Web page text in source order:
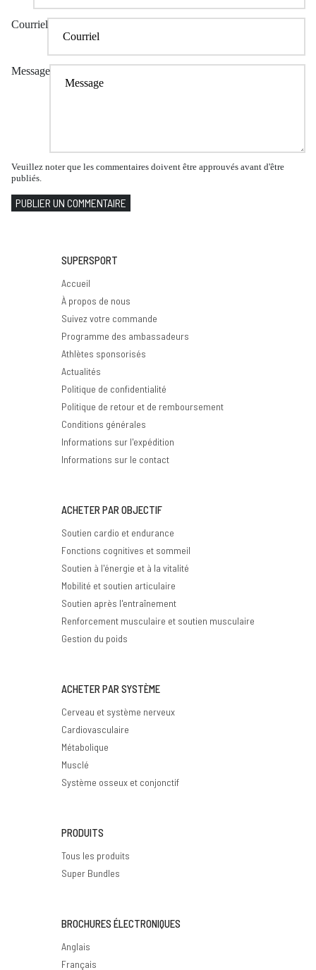
Courriel
Message
Veuillez noter que les commentaires doivent être approuvés avant d'être
publiés.
PUBLIER UN COMMENTAIRE
SUPERSPORT
Accueil
À propos de nous
Suivez votre commande
Programme des ambassadeurs
Athlètes sponsorisés
Actualités
Politique de confidentialité
Politique de retour et de remboursement
Conditions générales
Informations sur l'expédition
Informations sur le contact
ACHETER PAR OBJECTIF
Soutien cardio et endurance
Fonctions cognitives et sommeil
Soutien à l'énergie et à la vitalité
Mobilité et soutien articulaire
Soutien après l'entraînement
Renforcement musculaire et soutien musculaire
Gestion du poids
ACHETER PAR SYSTÈME
Cerveau et système nerveux
Cardiovasculaire
Métabolique
Musclé
Système osseux et conjonctif
PRODUITS
Tous les produits
Super Bundles
BROCHURES ÉLECTRONIQUES
Anglais
Français